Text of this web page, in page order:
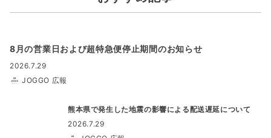
8月の営業日および超特急便停止期間のお知らせ
2026.7.29
JOGGO 広報
熊本県で発生した地震の影響による配送遅延について
2026.7.29